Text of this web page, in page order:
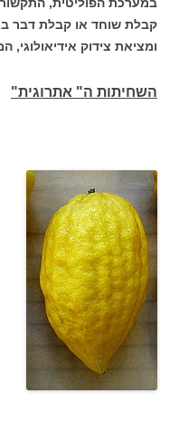
קבלת שוחד או קבלת דבר
ומציאת צידוק
השחיתות ה" אתרוגית"